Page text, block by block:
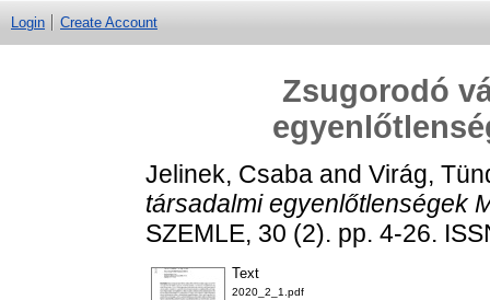
Login Create Account
Zsugorodó
Jelinek, Csaba and Virág,
társadalmi egyenlőtlenségek
SZEMLE, 30 (2). pp. 4-26.
Text
2020_2_1.pdf